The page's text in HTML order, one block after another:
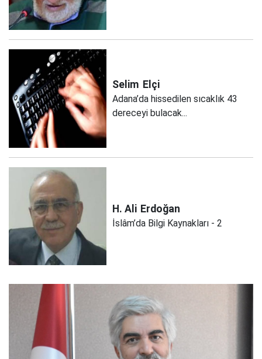
Selim Elçi
Adana’da hissedilen sıcaklık 43
dereceyi bulacak...
H. Ali Erdoğan
İslâm’da Bilgi Kaynakları - 2